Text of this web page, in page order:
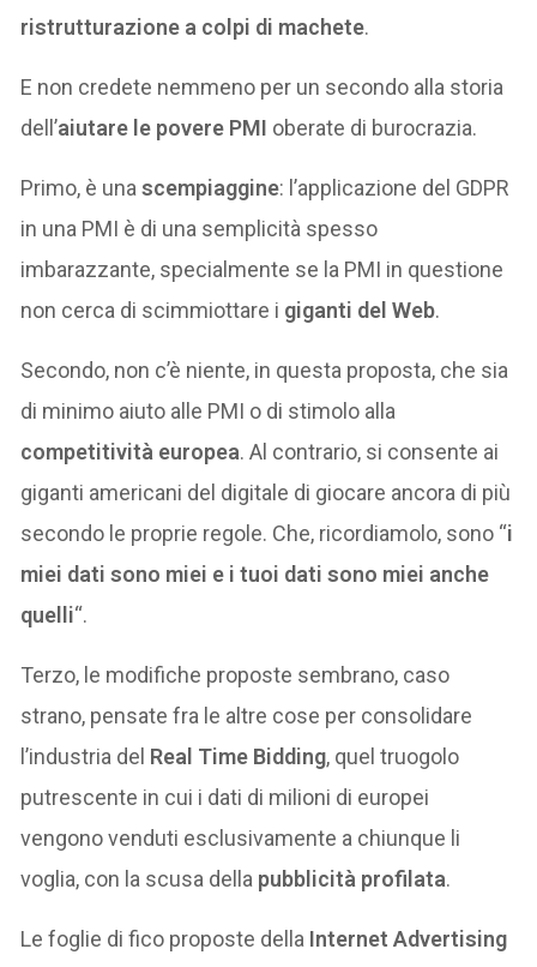
ristrutturazione a colpi di machete.
E non credete nemmeno per un secondo alla storia
dell’aiutare le povere PMI oberate di burocrazia.
Primo, è unascempiaggine: l’applicazione del GDPR
in una PMI è di una semplicità spesso
imbarazzante, specialmente se la PMI in questione
non cerca di scimmiottare i giganti del Web.
Secondo, non c’è niente, in questa proposta, che sia
di minimo aiuto alle PMI o di stimolo alla
competitività europea. Al contrario, si consente ai
giganti americani del digitale di giocare ancora di più
secondo le proprie regole. Che, ricordiamolo, sono “i
miei dati sono miei e i tuoi dati sono miei anche
quelli“.
Terzo, le modifiche proposte sembrano, caso
strano, pensate fra le altre cose per consolidare
l’industria del Real Time Bidding, quel truogolo
putrescente in cui i dati di milioni di europei
vengono venduti esclusivamente a chiunque li
voglia, con la scusa della pubblicità profilata.
Le foglie di fico proposte della Internet Advertising